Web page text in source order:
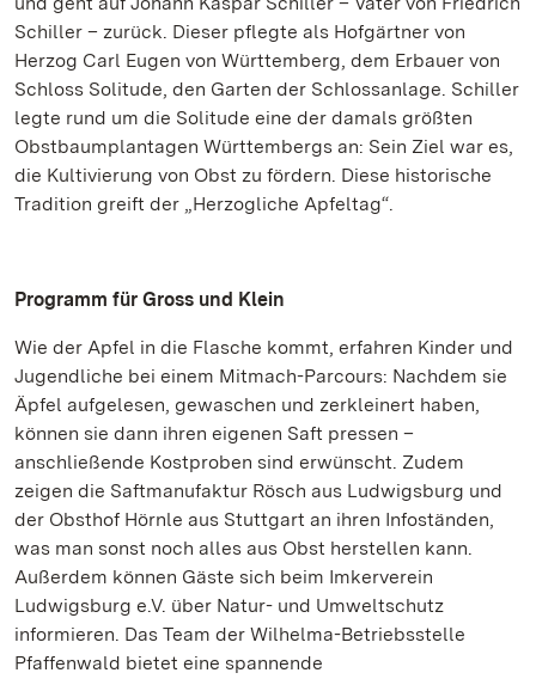
Schiller – zurück. Dieser pflegte als Hofgärtner von
Herzog Carl Eugen von Württemberg, dem Erbauer von
Schloss Solitude, den Garten der Schlossanlage. Schiller
legte rund um die Solitude eine der damals größten
Obstbaumplantagen Württembergs an: Sein Ziel war es,
die Kultivierung von Obst zu fördern. Diese historische
Tradition greift der „Herzogliche Apfeltag“.
Programm für Gross und Klein
Wie der Apfel in die Flasche kommt, erfahren Kinder und
Jugendliche bei einem Mitmach-Parcours: Nachdem sie
Äpfel aufgelesen, gewaschen und zerkleinert haben,
können sie dann ihren eigenen Saft pressen –
anschließende Kostproben sind erwünscht. Zudem
zeigen die Saftmanufaktur Rösch aus Ludwigsburg und
der Obsthof Hörnle aus Stuttgart an ihren Infoständen,
was man sonst noch alles aus Obst herstellen kann.
Außerdem können Gäste sich beim Imkerverein
Ludwigsburg e.V. über Natur- und Umweltschutz
informieren. Das Team der Wilhelma-Betriebsstelle
Pfaffenwald bietet eine spannende